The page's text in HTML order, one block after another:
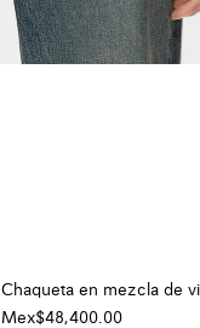
Chaqueta en mezcla de
Mex$48,400.00